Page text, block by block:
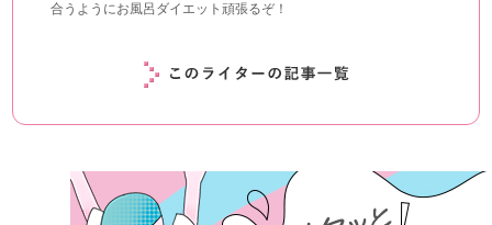
合うようにお風呂ダイエット頑張るぞ！